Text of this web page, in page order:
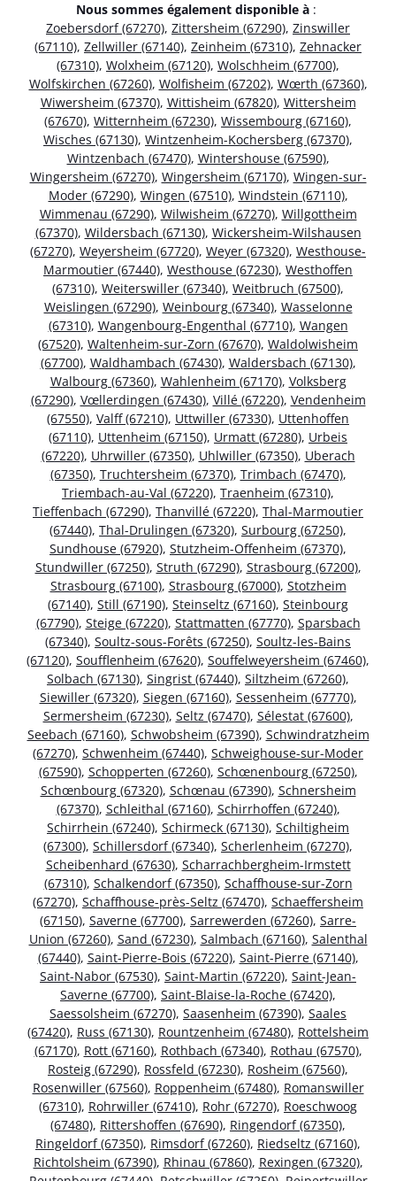
Nous sommes également disponible à :
Zoebersdorf (67270), Zittersheim (67290), Zinswiller
(67110), Zellwiller (67140), Zeinheim (67310), Zehnacker
(67310), Wolxheim (67120), Wolschheim (67700),
Wolfskirchen (67260), Wolfisheim (67202), Wœrth (67360),
Wiwersheim (67370), Wittisheim (67820), Wittersheim
(67670), Witternheim (67230), Wissembourg (67160),
Wisches (67130), Wintzenheim-Kochersberg (67370),
Wintzenbach (67470), Wintershouse (67590),
Wingersheim (67270), Wingersheim (67170), Wingen-sur-
Moder (67290), Wingen (67510), Windstein (67110),
Wimmenau (67290), Wilwisheim (67270), Willgottheim
(67370), Wildersbach (67130), Wickersheim-Wilshausen
(67270), Weyersheim (67720), Weyer (67320), Westhouse-
Marmoutier (67440), Westhouse (67230), Westhoffen
(67310), Weiterswiller (67340), Weitbruch (67500),
Weislingen (67290), Weinbourg (67340), Wasselonne
(67310), Wangenbourg-Engenthal (67710), Wangen
(67520), Waltenheim-sur-Zorn (67670), Waldolwisheim
(67700), Waldhambach (67430), Waldersbach (67130),
Walbourg (67360), Wahlenheim (67170), Volksberg
(67290), Vœllerdingen (67430), Villé (67220), Vendenheim
(67550), Valff (67210), Uttwiller (67330), Uttenhoffen
(67110), Uttenheim (67150), Urmatt (67280), Urbeis
(67220), Uhrwiller (67350), Uhlwiller (67350), Uberach
(67350), Truchtersheim (67370), Trimbach (67470),
Triembach-au-Val (67220), Traenheim (67310),
Tieffenbach (67290), Thanvillé (67220), Thal-Marmoutier
(67440), Thal-Drulingen (67320), Surbourg (67250),
Sundhouse (67920), Stutzheim-Offenheim (67370),
Stundwiller (67250), Struth (67290), Strasbourg (67200),
Strasbourg (67100), Strasbourg (67000), Stotzheim
(67140), Still (67190), Steinseltz (67160), Steinbourg
(67790), Steige (67220), Stattmatten (67770), Sparsbach
(67340), Soultz-sous-Forêts (67250), Soultz-les-Bains
(67120), Soufflenheim (67620), Souffelweyersheim (67460),
Solbach (67130), Singrist (67440), Siltzheim (67260),
Siewiller (67320), Siegen (67160), Sessenheim (67770),
Sermersheim (67230), Seltz (67470), Sélestat (67600),
Seebach (67160), Schwobsheim (67390), Schwindratzheim
(67270), Schwenheim (67440), Schweighouse-sur-Moder
(67590), Schopperten (67260), Schœnenbourg (67250),
Schœnbourg (67320), Schœnau (67390), Schnersheim
(67370), Schleithal (67160), Schirrhoffen (67240),
Schirrhein (67240), Schirmeck (67130), Schiltigheim
(67300), Schillersdorf (67340), Scherlenheim (67270),
Scheibenhard (67630), Scharrachbergheim-Irmstett
(67310), Schalkendorf (67350), Schaffhouse-sur-Zorn
(67270), Schaffhouse-près-Seltz (67470), Schaeffersheim
(67150), Saverne (67700), Sarrewerden (67260), Sarre-
Union (67260), Sand (67230), Salmbach (67160), Salenthal
(67440), Saint-Pierre-Bois (67220), Saint-Pierre (67140),
Saint-Nabor (67530), Saint-Martin (67220), Saint-Jean-
Saverne (67700), Saint-Blaise-la-Roche (67420),
Saessolsheim (67270), Saasenheim (67390), Saales
(67420), Russ (67130), Rountzenheim (67480), Rottelsheim
(67170), Rott (67160), Rothbach (67340), Rothau (67570),
Rosteig (67290), Rossfeld (67230), Rosheim (67560),
Rosenwiller (67560), Roppenheim (67480), Romanswiller
(67310), Rohrwiller (67410), Rohr (67270), Roeschwoog
(67480), Rittershoffen (67690), Ringendorf (67350),
Ringeldorf (67350), Rimsdorf (67260), Riedseltz (67160),
Richtolsheim (67390), Rhinau (67860), Rexingen (67320),